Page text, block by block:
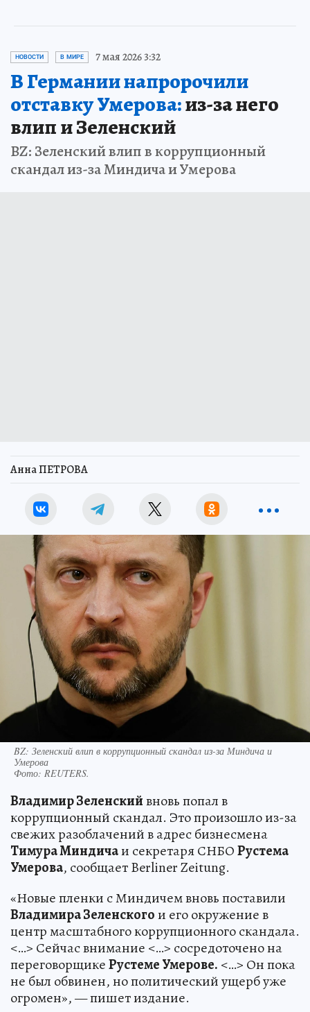
НОВОСТИ В МИРЕ 7 мая 2026 3:32
В Германии напророчили
отставку Умерова:из-за него
влип и Зеленский
BZ: Зеленский влип в коррупционный
скандал из-за Миндича и Умерова
Анна ПЕТРОВА
BZ: Зеленский влип в коррупционный скандал из-за Миндича и
Умерова
Фото: REUTERS.
Владимир Зеленскийвновь попал в
коррупционный скандал. Это произошло из-за
свежих разоблачений в адрес бизнесмена
Тимура Миндичаи секретаря СНБОРустема
Умерова, сообщает Berliner Zeitung.
«Новые пленки с Миндичем вновь поставили
Владимира Зеленскогои его окружение в
центр масштабного коррупционного скандала.
<…> Сейчас внимание <…> сосредоточено на
переговорщикеРустеме Умерове. <…> Он пока
не был обвинен, но политический ущерб уже
огромен», — пишет издание.